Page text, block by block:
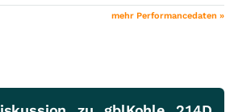
mehr Performancedaten »